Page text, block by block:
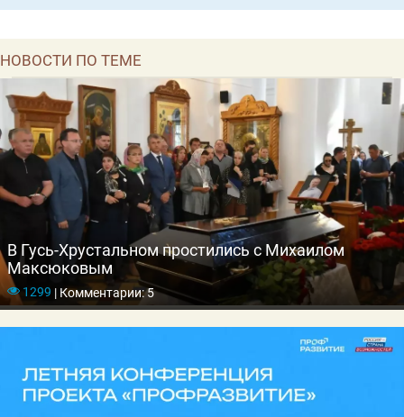
НОВОСТИ ПО ТЕМЕ
В Гусь-Хрустальном простились с Михаилом
Максюковым
1299 |Комментарии: 5